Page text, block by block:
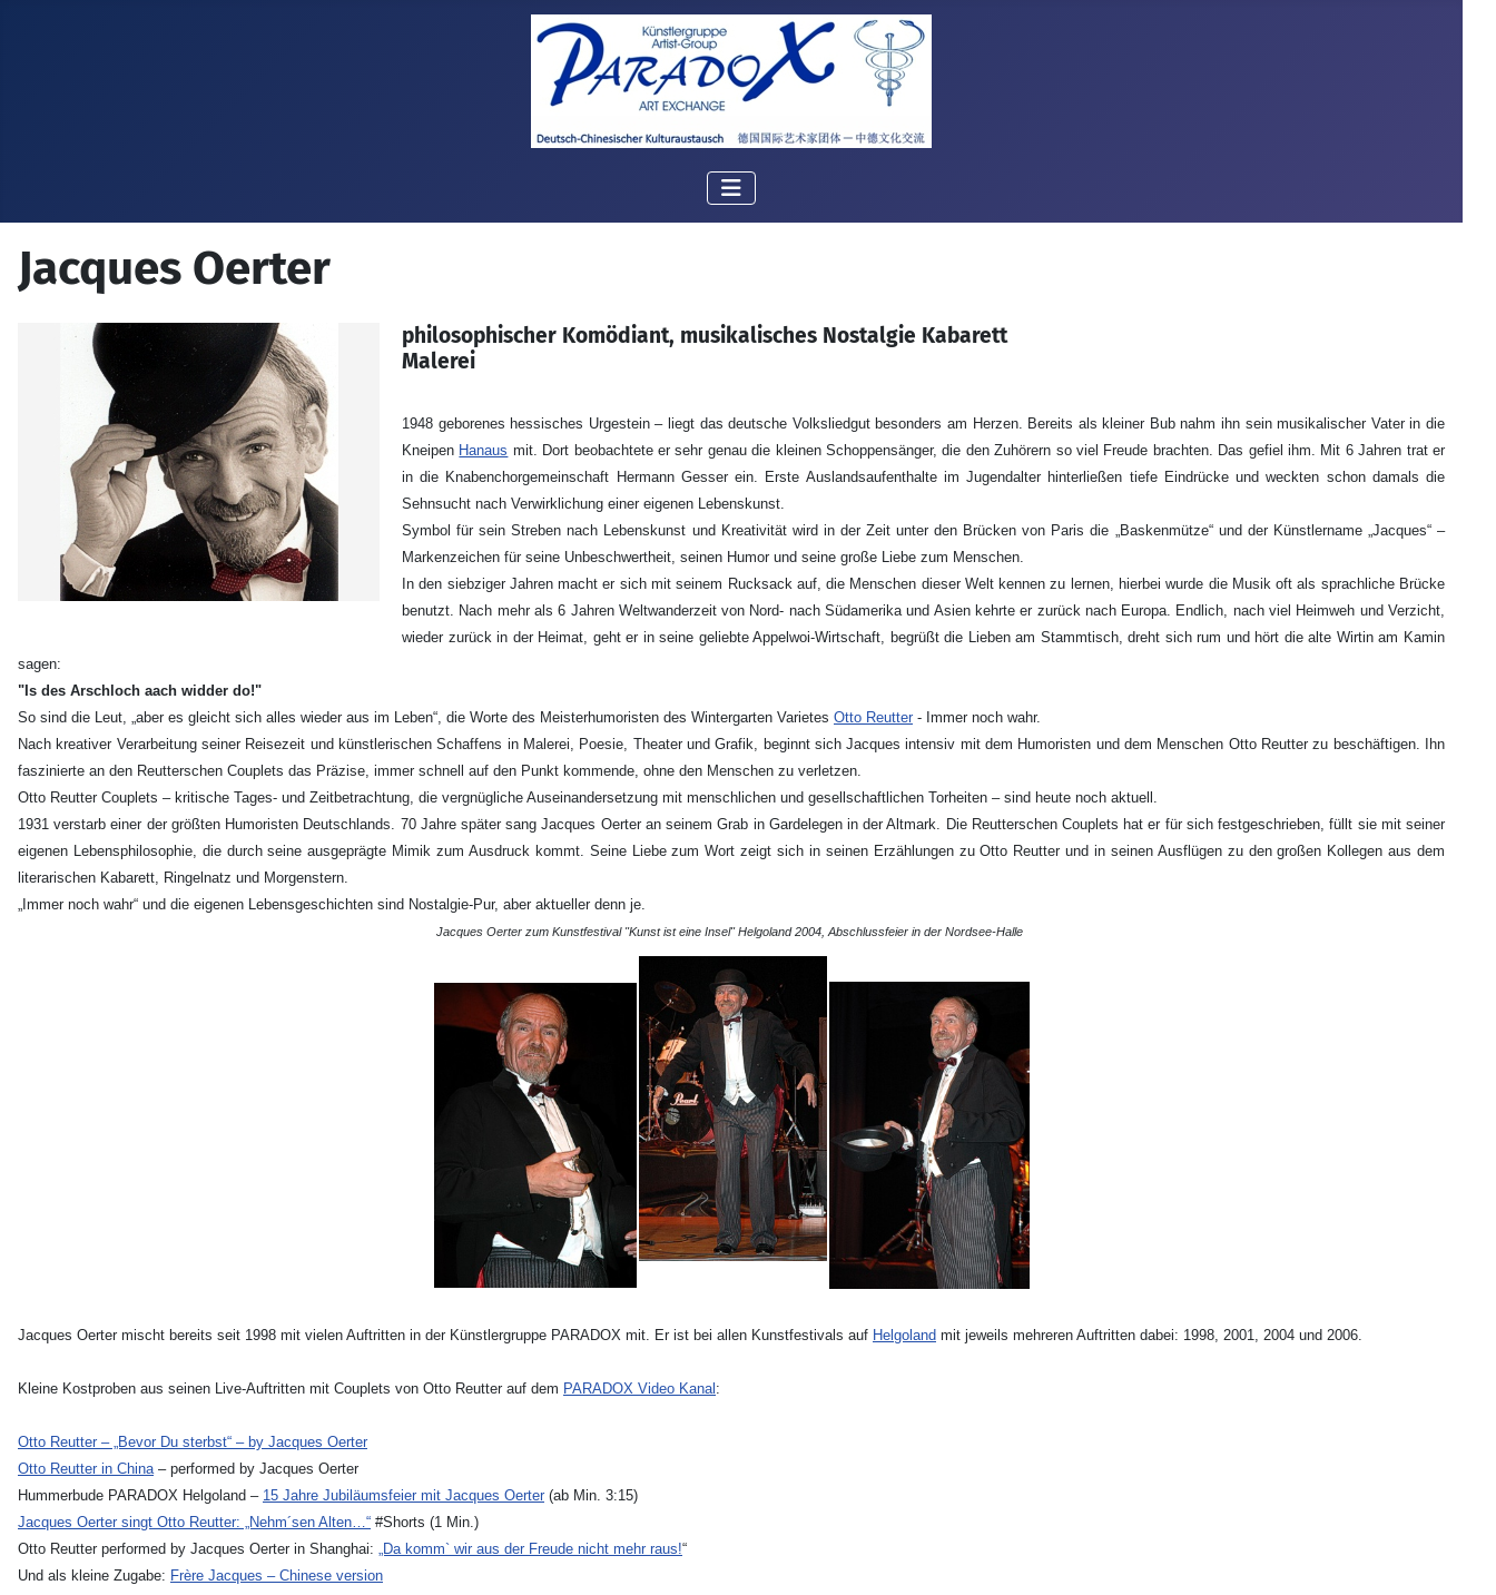
Jacques Oerter
philosophischer Komödiant, musikalisches Nostalgie Kabarett
Malerei
1948 geborenes hessisches Urgestein – liegt das deutsche Volksliedgut besonders am Herzen. Bereits als kleiner Bub nahm ihn sein musikalischer Vater in die
Kneipen Hanaus mit. Dort beobachtete er sehr genau die kleinen Schoppensänger, die den Zuhörern so viel Freude brachten. Das gefiel ihm. Mit 6 Jahren trat er
in die Knabenchorgemeinschaft Hermann Gesser ein. Erste Auslandsaufenthalte im Jugendalter hinterließen tiefe Eindrücke und weckten schon damals die
Sehnsucht nach Verwirklichung einer eigenen Lebenskunst.
Symbol für sein Streben nach Lebenskunst und Kreativität wird in der Zeit unter den Brücken von Paris die „Baskenmütze“ und der Künstlername „Jacques“ –
Markenzeichen für seine Unbeschwertheit, seinen Humor und seine große Liebe zum Menschen.
In den siebziger Jahren macht er sich mit seinem Rucksack auf, die Menschen dieser Welt kennen zu lernen, hierbei wurde die Musik oft als sprachliche Brücke
benutzt. Nach mehr als 6 Jahren Weltwanderzeit von Nord- nach Südamerika und Asien kehrte er zurück nach Europa. Endlich, nach viel Heimweh und Verzicht,
wieder zurück in der Heimat, geht er in seine geliebte Appelwoi-Wirtschaft, begrüßt die Lieben am Stammtisch, dreht sich rum und hört die alte Wirtin am Kamin
sagen:
"Is des Arschloch aach widder do!"
So sind die Leut, „aber es gleicht sich alles wieder aus im Leben“, die Worte des Meisterhumoristen des Wintergarten Varietes Otto Reutter - Immer noch wahr.
Nach kreativer Verarbeitung seiner Reisezeit und künstlerischen Schaffens in Malerei, Poesie, Theater und Grafik, beginnt sich Jacques intensiv mit dem Humoristen und dem Menschen Otto Reutter zu beschäftigen. Ihn
faszinierte an den Reutterschen Couplets das Präzise, immer schnell auf den Punkt kommende, ohne den Menschen zu verletzen.
Otto Reutter Couplets – kritische Tages- und Zeitbetrachtung, die vergnügliche Auseinandersetzung mit menschlichen und gesellschaftlichen Torheiten – sind heute noch aktuell.
1931 verstarb einer der größten Humoristen Deutschlands. 70 Jahre später sang Jacques Oerter an seinem Grab in Gardelegen in der Altmark. Die Reutterschen Couplets hat er für sich festgeschrieben, füllt sie mit seiner
eigenen Lebensphilosophie, die durch seine ausgeprägte Mimik zum Ausdruck kommt. Seine Liebe zum Wort zeigt sich in seinen Erzählungen zu Otto Reutter und in seinen Ausflügen zu den großen Kollegen aus dem
literarischen Kabarett, Ringelnatz und Morgenstern.
„Immer noch wahr“ und die eigenen Lebensgeschichten sind Nostalgie-Pur, aber aktueller denn je.
Jacques Oerter zum Kunstfestival "Kunst ist eine Insel" Helgoland 2004, Abschlussfeier in der Nordsee-Halle
Jacques Oerter mischt bereits seit 1998 mit vielen Auftritten in der Künstlergruppe PARADOX mit. Er ist bei allen Kunstfestivals auf Helgoland mit jeweils mehreren Auftritten dabei: 1998, 2001, 2004 und 2006.
Kleine Kostproben aus seinen Live-Auftritten mit Couplets von Otto Reutter auf dem PARADOX Video Kanal :
Otto Reutter – „Bevor Du sterbst“ – by Jacques Oerter
Otto Reutter in China– performed by Jacques Oerter
Hummerbude PARADOX Helgoland – 15 Jahre Jubiläumsfeier mit Jacques Oerter (ab Min. 3:15)
Jacques Oerter singt Otto Reutter: „Nehm´sen Alten…“ #Shorts (1 Min.)
Otto Reutter performed by Jacques Oerter in Shanghai: „Da komm` wir aus der Freude nicht mehr raus!“
Und als kleine Zugabe: Frère Jacques – Chinese version